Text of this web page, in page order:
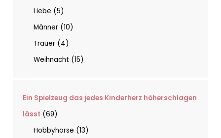
Liebe
5
Männer 10
Trauer
4
Weihnacht
15
Ein Spielzeug das jedes Kinderherz höherschlagen
lässt
69
Hobbyhorse
13